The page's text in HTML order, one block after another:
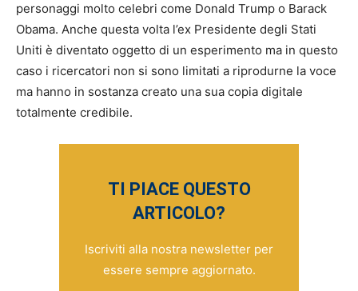
personaggi molto celebri come Donald Trump o Barack
Obama. Anche questa volta l’ex Presidente degli Stati
Uniti è diventato oggetto di un esperimento ma in questo
caso i ricercatori non si sono limitati a riprodurne la voce
ma hanno in sostanza creato una sua copia digitale
totalmente credibile.
TI PIACE QUESTO
ARTICOLO?
Iscriviti alla nostra newsletter per
essere sempre aggiornato.